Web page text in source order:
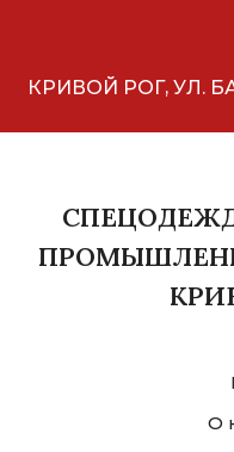
КРИВОЙ РОГ, УЛ.
О